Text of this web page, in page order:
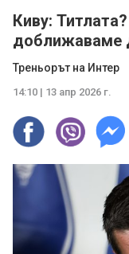
Киву:
доближаваме
Треньорът на Интер
14:10 | 13 апр 2026 г.